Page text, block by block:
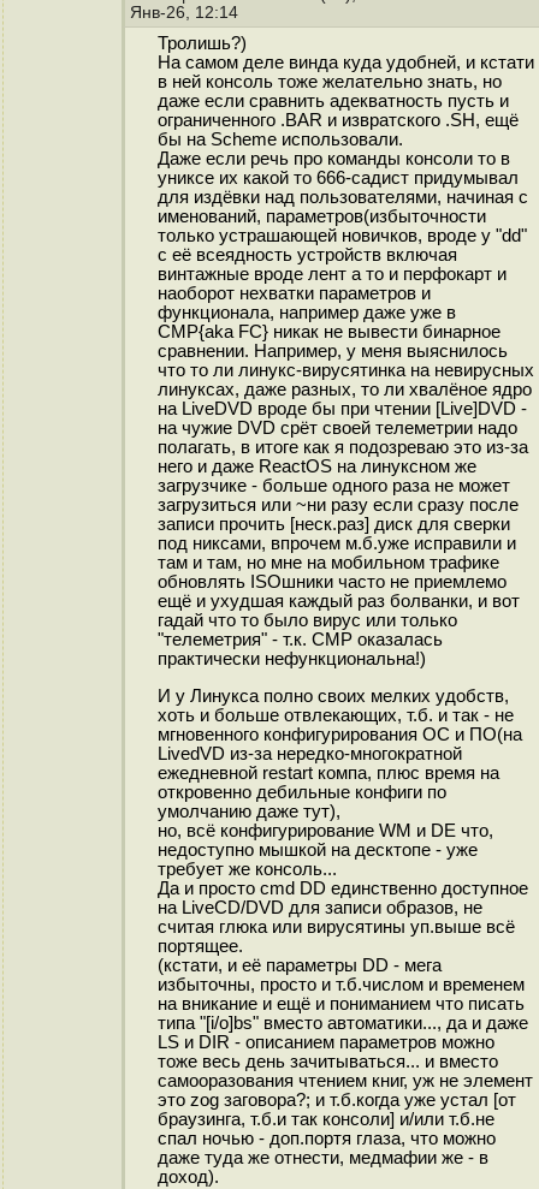
Янв-26, 12:14
Тролишь?)
На самом деле винда куда удобней, и кстати
в ней консоль тоже желательно знать, но
даже если сравнить адекватность пусть и
ограниченного .BAR и извратского .SH, ещё
бы на Scheme использовали.
Даже если речь про команды консоли то в
униксе их какой то 666-садист придумывал
для издёвки над пользователями, начиная с
именований, параметров(избыточности
только устрашающей новичков, вроде у "dd"
с её всеядность устройств включая
винтажные вроде лент а то и перфокарт и
наоборот нехватки параметров и
функционала, например даже уже в
CMP{aka FC} никак не вывести бинарное
сравнении. Например, у меня выяснилось
что то ли линукс-вирусятинка на невирусных
линуксах, даже разных, то ли хвалёное ядро
на LiveDVD вроде бы при чтении [Live]DVD -
на чужие DVD срёт своей телеметрии надо
полагать, в итоге как я подозреваю это из-за
него и даже ReactOS на линуксном же
загрузчике - больше одного раза не может
загрузиться или ~ни разу если сразу после
записи прочить [неск.раз] диск для сверки
под никсами, впрочем м.б.уже исправили и
там и там, но мне на мобильном трафике
обновлять ISOшники часто не приемлемо
ещё и ухудшая каждый раз болванки, и вот
гадай что то было вирус или только
"телеметрия" - т.к. CMP оказалась
практически нефункциональна!)
И у Линукса полно своих мелких удобств,
хоть и больше отвлекающих, т.б. и так - не
мгновенного конфигурирования ОС и ПО(на
LivedVD из-за нередко-многократной
ежедневной restart компа, плюс время на
откровенно дебильные конфиги по
умолчанию даже тут),
но, всё конфигурирование WM и DE что,
недоступно мышкой на десктопе - уже
требует же консоль...
Да и просто cmd DD единственно доступное
на LiveCD/DVD для записи образов, не
считая глюка или вирусятины уп.выше всё
портящее.
(кстати, и её параметры DD - мега
избыточны, просто и т.б.числом и временем
на вникание и ещё и пониманием что писать
типа "[i/o]bs" вместо автоматики..., да и даже
LS и DIR - описанием параметров можно
тоже весь день зачитываться... и вместо
самооразования чтением книг, уж не элемент
это zog заговора?; и т.б.когда уже устал [от
браузинга, т.б.и так консоли] и/или т.б.не
спал ночью - доп.портя глаза, что можно
даже туда же отнести, медмафии же - в
доход).